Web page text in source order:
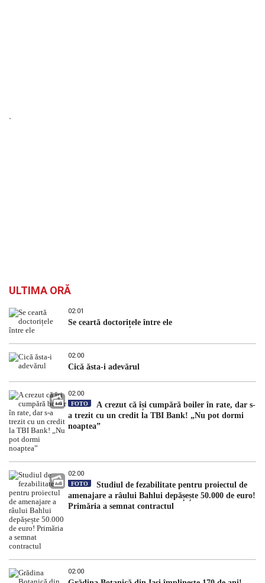
`
ULTIMA ORĂ
02:01
Se ceartă doctorițele între ele
02:00
Cică ăsta-i adevărul
02:00
FOTO
A crezut că își cumpără boiler în rate, dar s-
a trezit cu un credit la TBI Bank! „Nu pot dormi
noaptea”
02:00
FOTO
Studiul de fezabilitate pentru proiectul de
amenajare a râului Bahlui depășește 50.000 de euro!
Primăria a semnat contractul
02:00